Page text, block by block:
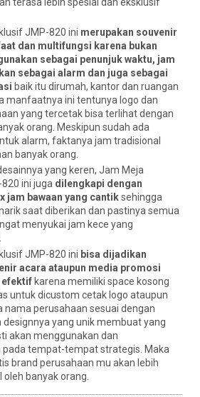
terasa lebih spesial dan eksklusif
JMP-820 ini merupakan souvenir
dan multifungsi karena bukan
sebagai penunjuk waktu, jam
sebagai alarm dan juga sebagai
baik itu dirumah, kantor dan ruangan
manfaatnya ini tentunya logo dan
yang tercetak bisa terlihat dengan
orang. Meskipun sudah ada
alarm, faktanya jam tradisional
banyak orang.
yang keren, Jam Meja
ini juga dilengkapi dengan
jam bawaan yang cantiksehingga
saat diberikan dan pastinya semua
menyukai jam kece yang
JMP-820 ini bisa dijadikan
acara ataupun media promosi
efektif karena memiliki space kosong
untuk dicustom cetak logo ataupun
nama perusahaan sesuai dengan
designnya yang unik membuat yang
akan menggunakan dan
tempat-tempat strategis. Maka
brand perusahaan mu akan lebih
banyak orang.